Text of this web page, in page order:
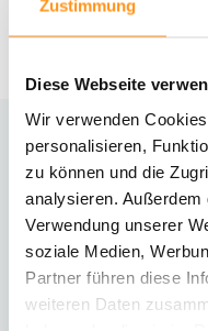
Zustimmung
Diese Webseite
Wir verwenden
personalisieren,
zu können und die
analysieren.
Verwendung unserer
soziale Medien,
Partner führen diese
weiteren Daten
UVP 159,95 119,95 *